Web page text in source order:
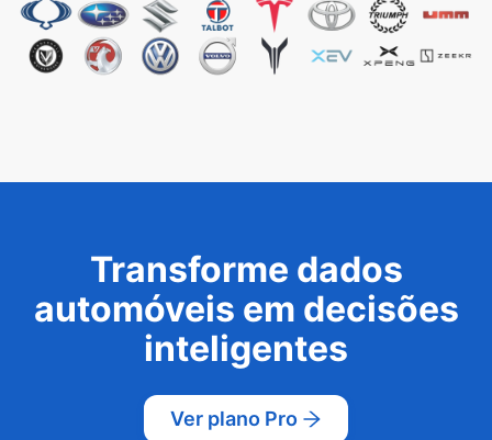
Transforme dados
automóveis em decisões
inteligentes
Ver plano Pro